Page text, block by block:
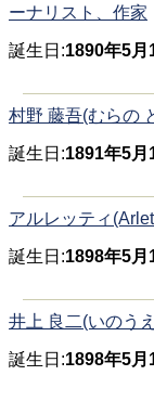
ーナリスト、作家
誕生日:1890年5月
村野 藤吾(むらの
誕生日:1891年5月
アルレッティ
誕生日:1898年5月
井上 良二(いのう
誕生日:1898年5月